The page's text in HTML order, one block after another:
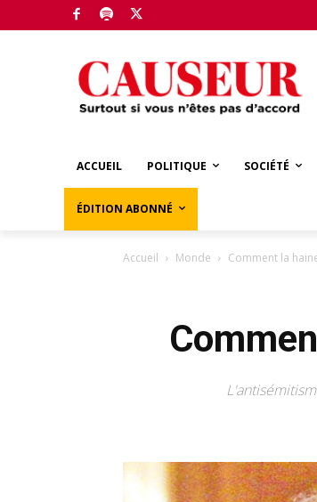
ACCUEIL POLITIQUE SOCIÉTÉ
ÉDITION ABONNÉ
Accueil Monde Comment la